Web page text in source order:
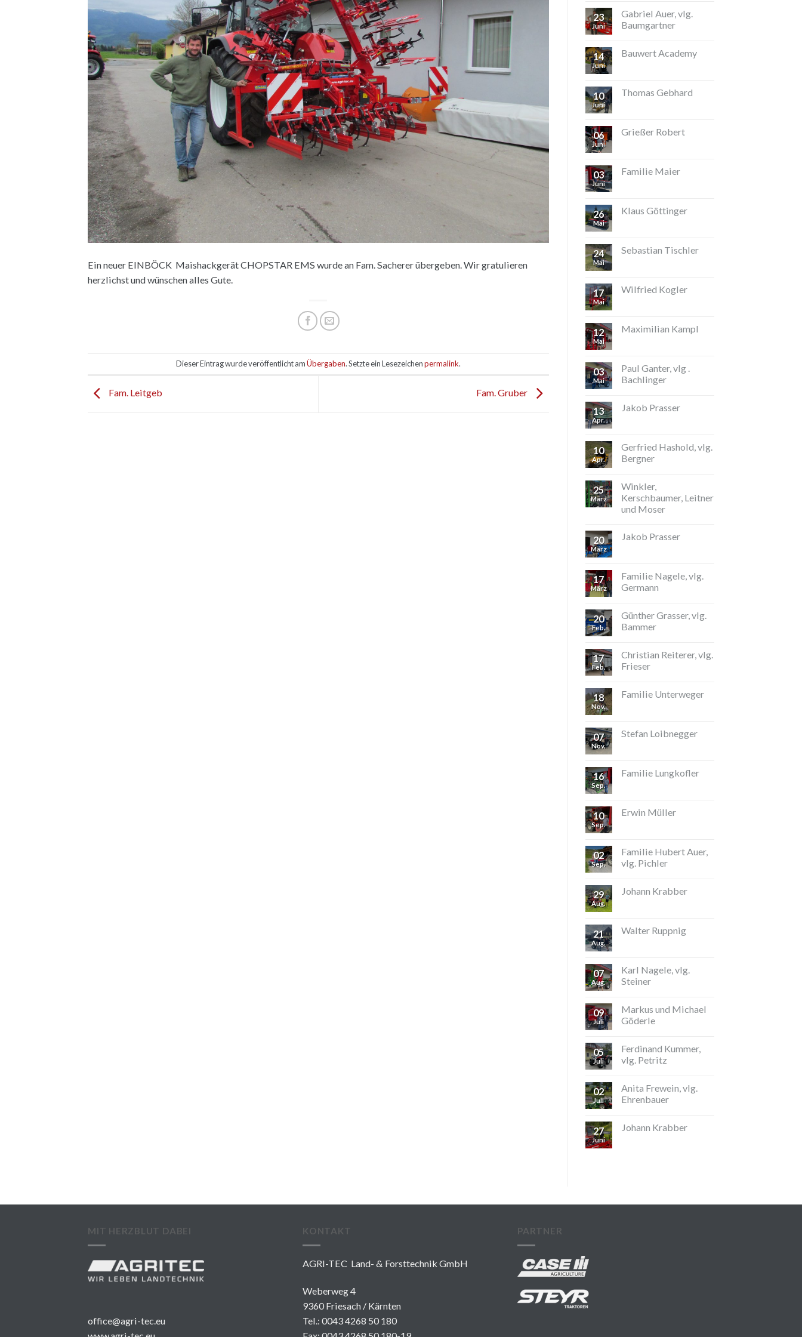
Ein neuer EINBÖCK Maishackgerät CHOPSTAR EMS wurde an Fam. Sacherer übergeben. Wir gratulieren
herzlichst und wünschen alles Gute.
Dieser Eintrag wurde veröffentlicht amÜbergaben. Setzte ein Lesezeichenpermalink.
Fam. Leitgeb Fam. Gruber
23
Juni
Gabriel Auer, vlg.
Baumgartner
14
Juni
Bauwert Academy
10
Juni
Thomas Gebhard
06
Juni
Grießer Robert
03
Juni
Familie Maier
26
Mai
Klaus Göttinger
24
Mai
Sebastian Tischler
17
Mai
Wilfried Kogler
12
Mai
Maximilian Kampl
03
Mai
Paul Ganter, vlg .
Bachlinger
13
Apr.
Jakob Prasser
10
Apr.
Gerfried Hashold, vlg.
Bergner
25
März
Winkler,
Kerschbaumer, Leitner
und Moser
20
März
Jakob Prasser
17
März
Familie Nagele, vlg.
Germann
20
Feb.
Günther Grasser, vlg.
Bammer
17
Feb.
Christian Reiterer, vlg.
Frieser
18
Nov.
Familie Unterweger
07
Nov.
Stefan Loibnegger
16
Sep.
Familie Lungkofler
10
Sep.
Erwin Müller
02
Sep.
Familie Hubert Auer,
vlg. Pichler
29
Aug.
Johann Krabber
21
Aug.
Walter Ruppnig
07
Aug.
Karl Nagele, vlg.
Steiner
09
Juli
Markus und Michael
Göderle
05
Juli
Ferdinand Kummer,
vlg. Petritz
02
Juli
Anita Frewein, vlg.
Ehrenbauer
27
Juni
Johann Krabber
MIT HERZBLUT DABEI
office@agri-tec.eu
KONTAKT
AGRI-TEC Land- & Forsttechnik GmbH
Weberweg 4
9360 Friesach / Kärnten
Tel.: 0043 4268 50 180
PARTNER